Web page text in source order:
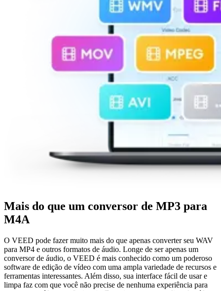
Mais do que um conversor de MP3 para
M4A
O VEED pode fazer muito mais do que apenas converter seu WAV
para MP4 e outros formatos de áudio. Longe de ser apenas um
conversor de áudio, o VEED é mais conhecido como um poderoso
software de edição de vídeo com uma ampla variedade de recursos e
ferramentas interessantes. Além disso, sua interface fácil de usar e
limpa faz com que você não precise de nenhuma experiência para